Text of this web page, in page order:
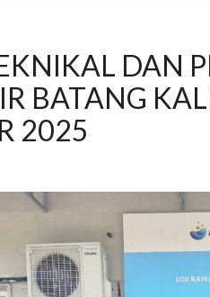
DAN
BATANG
2025